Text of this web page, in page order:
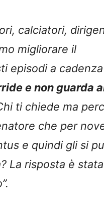
calciatori,
migliorare il
episodi a cadenza
e non guarda
ti chiede ma
che per
e quindi gli si
La risposta è